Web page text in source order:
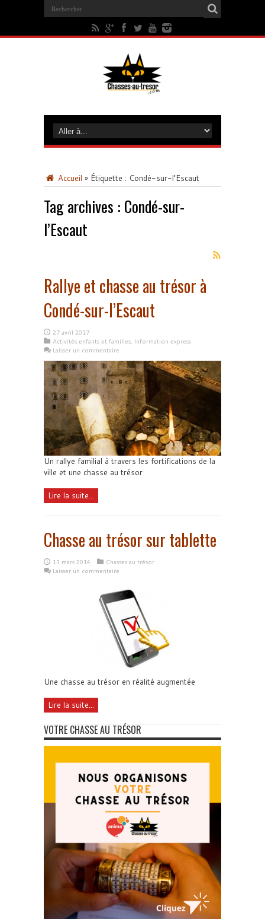
Accueil » Étiquette : Condé-sur-l’Escaut
Tag archives : Condé-sur-
l’Escaut
Rallye et chasse au trésor à
Condé-sur-l’Escaut
27 avril 2017
Activités enfants et familles, Information express
Laisser un commentaire
Un rallye familial à travers les fortifications de la
ville et une chasse au trésor
Lire la suite...
Chasse au trésor sur tablette
13 mars 2014
Chasses au trésor
Laisser un commentaire
Une chasse au trésor en réalité augmentée
Lire la suite...
VOTRE CHASSE AU TRÉSOR